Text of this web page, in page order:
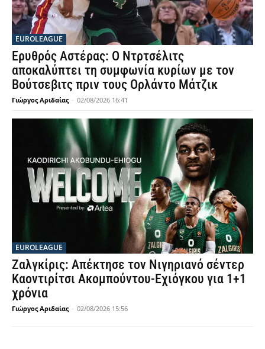
EUROLEAGUE
Ερυθρός Αστέρας: Ο Ντρτσέλιτς
αποκαλύπτει τη συμφωνία κυρίων με τον
Βούτσεβιτς πριν τους Ορλάντο Μάτζικ
Γιώργος Αριδαίας - 02/08/2026 16:41
EUROLEAGUE
Ζαλγκίρις: Απέκτησε τον Νιγηριανό σέντερ
Καοντιρίτσι Ακομπούντου-Εχιόγκου για 1+1
χρόνια
Γιώργος Αριδαίας - 02/08/2026 15:56